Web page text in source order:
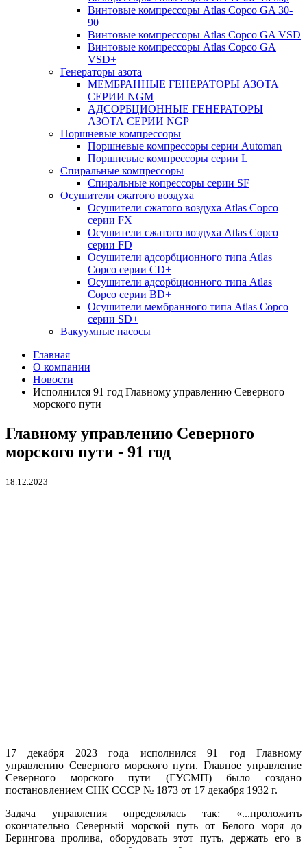
Винтовые компрессоры Atlas Copco GA 30-
90
Винтовые компрессоры Atlas Copco GA VSD
Винтовые компрессоры Atlas Copco GA
VSD+
Генераторы азота
МЕМБРАННЫЕ ГЕНЕРАТОРЫ АЗОТА
СЕРИИ NGM
АДСОРБЦИОННЫЕ ГЕНЕРАТОРЫ
АЗОТА СЕРИИ NGP
Поршневые компрессоры
Поршневые компрессоры серии Automan
Поршневые компрессоры серии L
Спиральные компрессоры
Спиральные копрессоры серии SF
Осушители сжатого воздуха
Осушители сжатого воздуха Atlas Copco
серии FX
Осушители сжатого воздуха Atlas Copco
серии FD
Осушители адсорбционного типа Atlas
Copco серии СD+
Осушители адсорбционного типа Atlas
Copco серии BD+
Осушители мембранного типа Atlas Copco
серии SD+
Вакуумные насосы
Главная
О компании
Новости
Исполнился 91 год Главному управлению Северного
морского пути
Главному управлению Северного
морского пути - 91 год
18.12.2023
17 декабря 2023 года исполнился 91 год Главному
управлению Северного морского пути.Главное управление
Северного морского пути (ГУСМП) было создано
постановлением СНК СССР № 1873 от 17 декабря 1932 г.
Задача управления определялась так: «...проложить
окончательно Северный морской путь от Белого моря до
Берингова пролива, оборудовать этот путь, держать его в